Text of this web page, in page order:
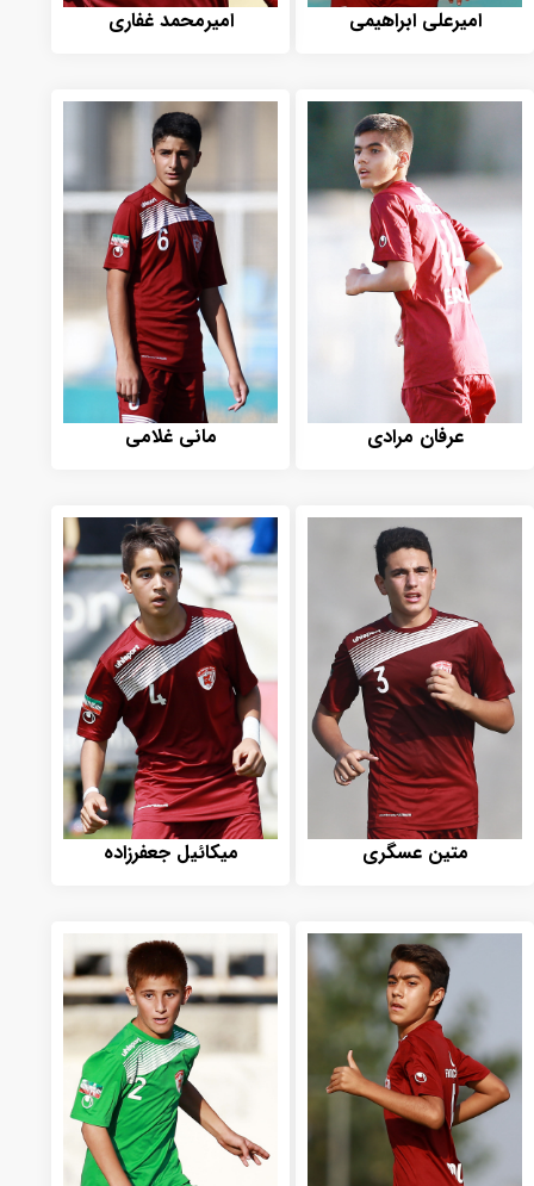
امیرعلی ابراهیمی امیرمحمد غفاری
عرفان مرادی مانی غلامی
متین عسگری میکائیل جعفرزاده